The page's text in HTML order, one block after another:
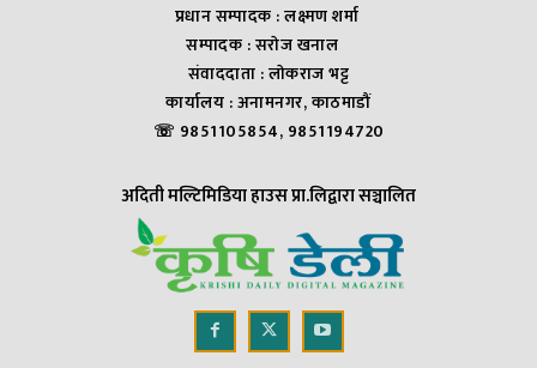
प्रधान सम्पादक : लक्ष्मण शर्मा
सम्पादक : सराेज खनाल
संवाददाता : लाेकराज भट्ट
कार्यालय : अनामनगर, काठमाडौं
☏ 9851105854, 9851194720
अदिती मल्टिमिडिया हाउस प्रा.लिद्वारा सञ्चालित